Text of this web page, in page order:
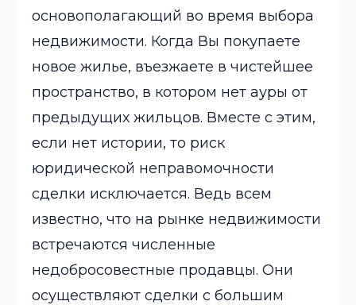
основополагающий во время выбора
недвижимости. Когда Вы покупаете
новое жилье, въезжаете в чистейшее
пространство, в котором нет ауры от
предыдущих жильцов. Вместе с этим,
если нет истории, то риск
юридической неправомочности
сделки исключается. Ведь всем
известно, что на рынке недвижимости
встречаются численные
недобросовестные продавцы. Они
осуществляют сделки с большим